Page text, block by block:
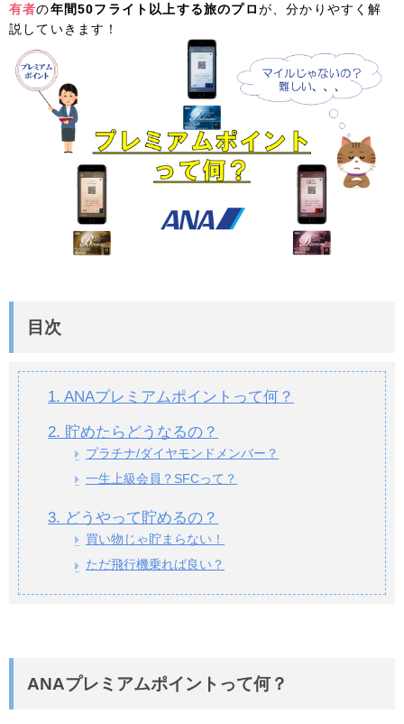
有者の年間50フライト以上する旅のプロが、分かりやすく解
説していきます！
目次
1. ANAプレミアムポイントって何？
2. 貯めたらどうなるの？
プラチナ/ダイヤモンドメンバー？
一生上級会員？SFCって？
3. どうやって貯めるの？
買い物じゃ貯まらない！
ただ飛行機乗れば良い？
ANAプレミアムポイントって何？